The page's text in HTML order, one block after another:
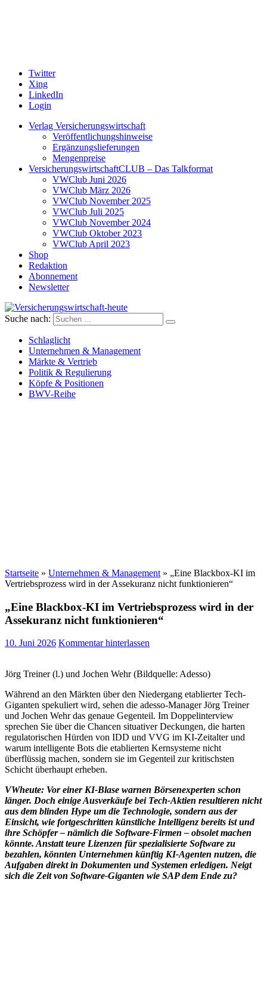
Twitter
Xing
LinkedIn
Login
Verlag Versicherungswirtschaft
Veröffentlichungshinweise
Ergänzungslieferungen
Mengenpreise
VersicherungswirtschaftCLUB – Das Talkformat
VWClub Juni 2026
VWClub März 2026
VWClub November 2025
VWClub Juli 2025
VWClub November 2024
VWClub Oktober 2023
VWClub April 2023
Shop
Redaktion
Abonnement
Newsletter
Versicherungswirtschaft-heute
Suche nach:
Schlaglicht
Unternehmen & Management
Märkte & Vertrieb
Politik & Regulierung
Köpfe & Positionen
BWV-Reihe
Startseite » Unternehmen & Management » „Eine Blackbox-KI im
Vertriebsprozess wird in der Assekuranz nicht funktionieren“
„Eine Blackbox-KI im Vertriebsprozess wird in der
Assekuranz nicht funktionieren“
10. Juni 2026 Kommentar hinterlassen
Jörg Treiner (l.) und Jochen Wehr (Bildquelle: Adesso)
Während an den Märkten über den Niedergang etablierter Tech-
Giganten spekuliert wird, sehen die adesso-Manager Jörg Treiner
und Jochen Wehr das genaue Gegenteil. Im Doppelinterview
sprechen Sie über die Chancen situativer Deckungen, die harten
regulatorischen Hürden von IDD und VVG im KI-Zeitalter und
warum intelligente Bots die etablierten Kernsysteme nicht
überflüssig machen, sondern sie im Gegenteil zur kritischsten
Schicht überhaupt erheben.
VWheute: Vor einer KI-Blase warnen Börsenexperten schon
länger. Doch einige Ausverkäufe bei Tech-Aktien resultieren nicht
aus dem blinden Hype um die Technologie, sondern aus der
Einsicht, wie fortgeschritten künstliche Intelligenz bereits ist und
ihre Schöpfer – nämlich die Software-Firmen – obsolet machen
könnte. Anstatt teure Lizenzen für spezialisierte Software zu
bezahlen, könnten Unternehmen künftig KI-Agenten nutzen, die
Aufgaben direkt in Dokumenten und Systemen erledigen. Neigt
sich die Zeit von Software-Giganten wie SAP dem Ende zu?